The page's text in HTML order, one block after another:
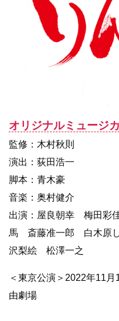
オリジナルミュージ
監修：木村秋則
演出：荻田浩一
脚本：青木豪
音楽：奥村健介
出演：屋良朝幸 梅田
馬 斎藤准一郎 白木原
沢梨絵 松澤一之
＜東京公演＞2022年11
由劇場